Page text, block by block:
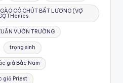
CÓ CHÚT BẤT LƯƠNG (VỢ
VƯỜN TRƯỜNG
trọng sinh
giả Bắc Nam
giả Priest